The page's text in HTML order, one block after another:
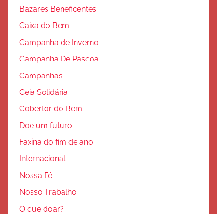
Bazares Beneficentes
Caixa do Bem
Campanha de Inverno
Campanha De Páscoa
Campanhas
Ceia Solidária
Cobertor do Bem
Doe um futuro
Faxina do fim de ano
Internacional
Nossa Fé
Nosso Trabalho
O que doar?